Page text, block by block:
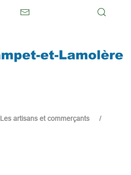
Les artisans et commerçants